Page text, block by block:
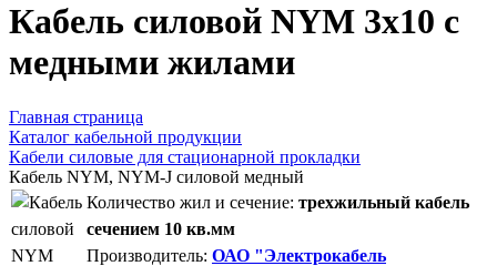
Кабель силовой NYM 3x10 с
медными жилами
Главная страница
Каталог кабельной продукции
Кабели силовые для стационарной прокладки
Кабель NYM, NYM-J силовой медный
Количество жил и сечение: трехжильный кабель
сечением 10 кв.мм
Производитель: ОАО "Электрокабель